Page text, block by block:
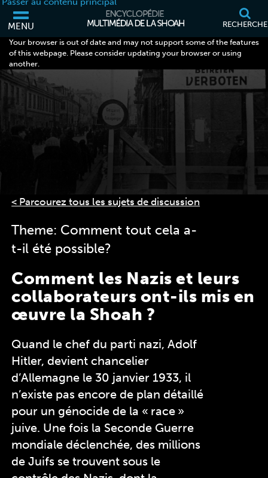
MENU RECHERCHE
Your browser is out of date and may not support some of the features
of this webpage. Please consider updating your browser or using
another.
< Parcourez tous les sujets de discussion
Theme: Comment tout cela a-
t-il été possible?
Comment les Nazis et leurs
collaborateurs ont-ils mis en
œuvre la Shoah ?
Quand le chef du parti nazi, Adolf
Hitler, devient chancelier
d’Allemagne le 30 janvier 1933, il
n’existe pas encore de plan détaillé
pour un génocide de la « race »
juive. Une fois la Seconde Guerre
mondiale déclenchée, des millions
de Juifs se trouvent sous le